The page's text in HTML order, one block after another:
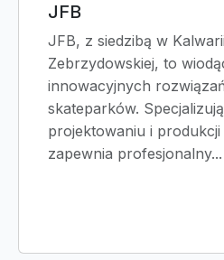
JFB
JFB, z siedzibą w Kalwarii
Zebrzydowskiej, to
innowacyjnych
skateparków.
projektowaniu i
zapewnia profesjonalny...